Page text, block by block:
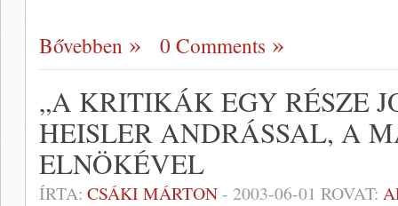
Bővebben 0 Comments
„A KRITIKÁK EGY RÉSZE
HEISLER ANDRÁSSAL, A
ELNÖKÉVEL
ÍRTA: CSÁKI MÁRTON- 2003-06-01 ROVAT: